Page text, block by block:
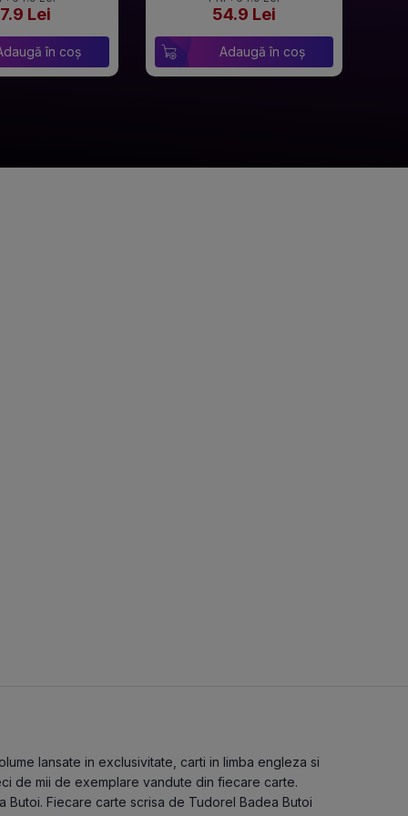
Lei
în coș
54.9 Lei
Adaugă în coș
lansate in exclusivitate, carti in limba engleza si
de mii de exemplare vandute din fiecare carte.
Fiecare carte scrisa de Tudorel Badea Butoi